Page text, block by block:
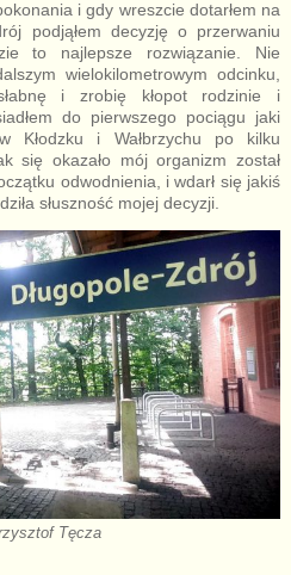
i gdy wreszcie dotarłem na
podjąłem decyzję o przerwaniu
to najlepsze rozwiązanie. Nie
wielokilometrowym odcinku,
i zrobię kłopot rodzinie i
do pierwszego pociągu jaki
Kłodzku i Wałbrzychu po kilku
się okazało mój organizm został
odwodnienia, i wdarł się jakiś
słuszność mojej decyzji.
Tęcza